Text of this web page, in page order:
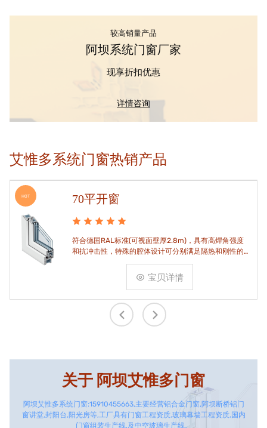
较高销量产品
阿坝系统门窗厂家
现享折扣优惠
详情咨询
艾惟多系统门窗热销产品
HOT 70平开窗
符合德国RAL标准(可视面壁厚2.8m)，具有高焊角强度
和抗冲击性，特殊的腔体设计可分别满足隔热和刚性的
宝贝详情
关于 阿坝艾惟多门窗
阿坝艾惟多系统门窗:15910455663,主要经营铝合金门窗,阿坝断桥铝门
窗讲堂,封阳台,阳光房等,工厂具有门窗工程资质,玻璃幕墙工程资质,国内
门窗组装生产线,及中空玻璃生产线。